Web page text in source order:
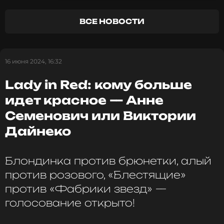
и многое другое >
ВСЕ НОВОСТИ
16 июня 2024, 16:32
Lady in Red: кому больше
идет красное — Анне
Семенович или Виктории
Дайнеко
Блондинка против брюнетки, алый
против розового, «Блестящие»
против «Фабрики звезд» —
голосование открыто!